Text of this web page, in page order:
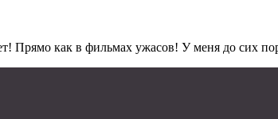
Прямо как в фильмах ужасов! У меня до сих